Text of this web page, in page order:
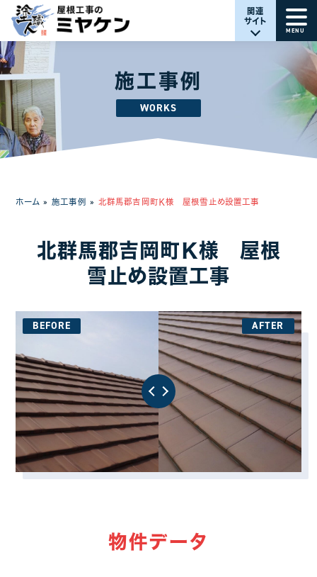
関連
サイト
MENU
施工事例
WORKS
ホーム »施工事例 »北群馬郡吉岡町Ｋ様 屋根雪止め設置工事
北群馬郡吉岡町Ｋ様 屋根
雪止め設置工事
物件データ